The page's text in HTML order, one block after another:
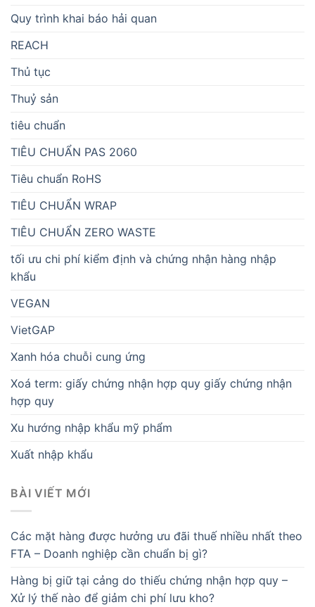
Quy trình khai báo hải quan
REACH
Thủ tục
Thuỷ sản
tiêu chuẩn
TIÊU CHUẨN PAS 2060
Tiêu chuẩn RoHS
TIÊU CHUẨN WRAP
TIÊU CHUẨN ZERO WASTE
tối ưu chi phí kiểm định và chứng nhận hàng nhập
khẩu
VEGAN
VietGAP
Xanh hóa chuỗi cung ứng
Xoá term: giấy chứng nhận hợp quy giấy chứng nhận
hợp quy
Xu hướng nhập khẩu mỹ phẩm
Xuất nhập khẩu
BÀI VIẾT MỚI
Các mặt hàng được hưởng ưu đãi thuế nhiều nhất theo
FTA – Doanh nghiệp cần chuẩn bị gì?
Hàng bị giữ tại cảng do thiếu chứng nhận hợp quy –
Xử lý thế nào để giảm chi phí lưu kho?